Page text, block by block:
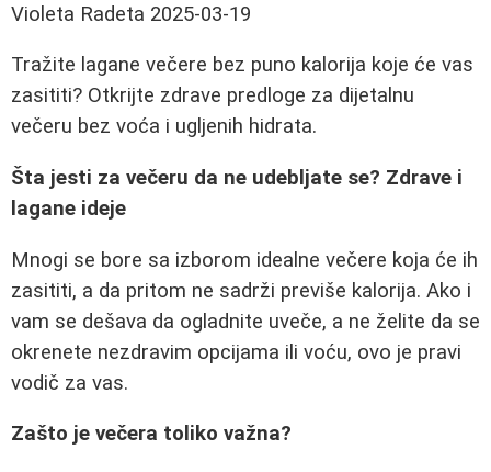
Violeta Radeta 2025-03-19
Tražite lagane večere bez puno kalorija koje će vas
zasititi? Otkrijte zdrave predloge za dijetalnu
večeru bez voća i ugljenih hidrata.
Šta jesti za večeru da ne udebljate se? Zdrave i
lagane ideje
Mnogi se bore sa izborom idealne večere koja će ih
zasititi, a da pritom ne sadrži previše kalorija. Ako i
vam se dešava da ogladnite uveče, a ne želite da se
okrenete nezdravim opcijama ili voću, ovo je pravi
vodič za vas.
Zašto je večera toliko važna?